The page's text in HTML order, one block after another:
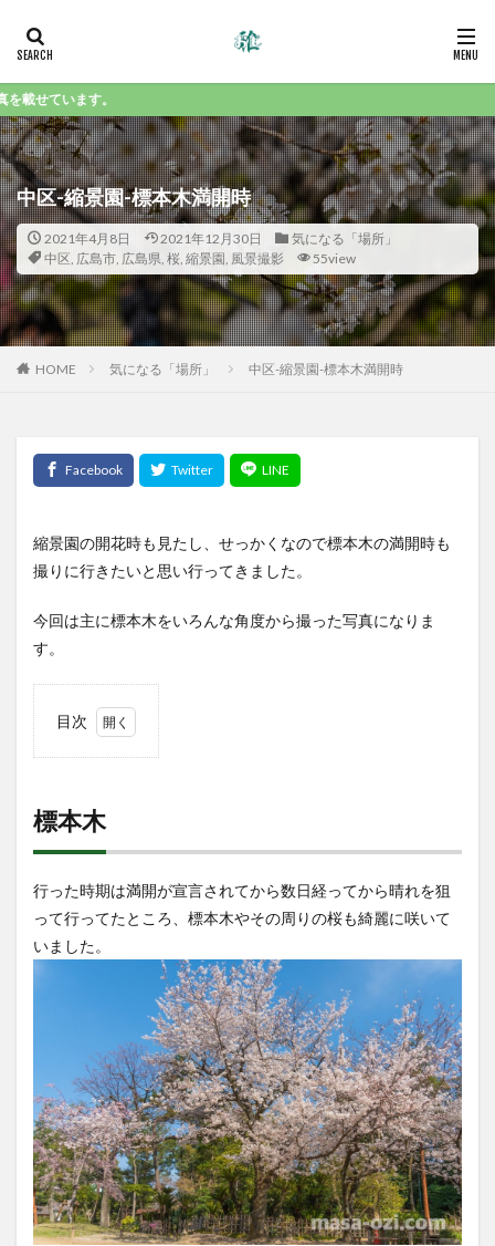
中区-縮景園-標本木満開時
2021年4月8日 2021年12月30日
気になる「場所」
中区, 広島市, 広島県, 桜, 縮景園, 風景撮影 55view
HOME 気になる「場所」 中区-縮景園-標本木満開時
縮景園の開花時も見たし、せっかくなので標本木の満開時も
撮りに行きたいと思い行ってきました。
今回は主に標本木をいろんな角度から撮った写真になりま
す。
目次
2
他に
3
最後
に
公式
HP
4.2
地図
情報
標本木
行った時期は満開が宣言されてから数日経ってから晴れを狙
って行ってたところ、標本木やその周りの桜も綺麗に咲いて
いました。